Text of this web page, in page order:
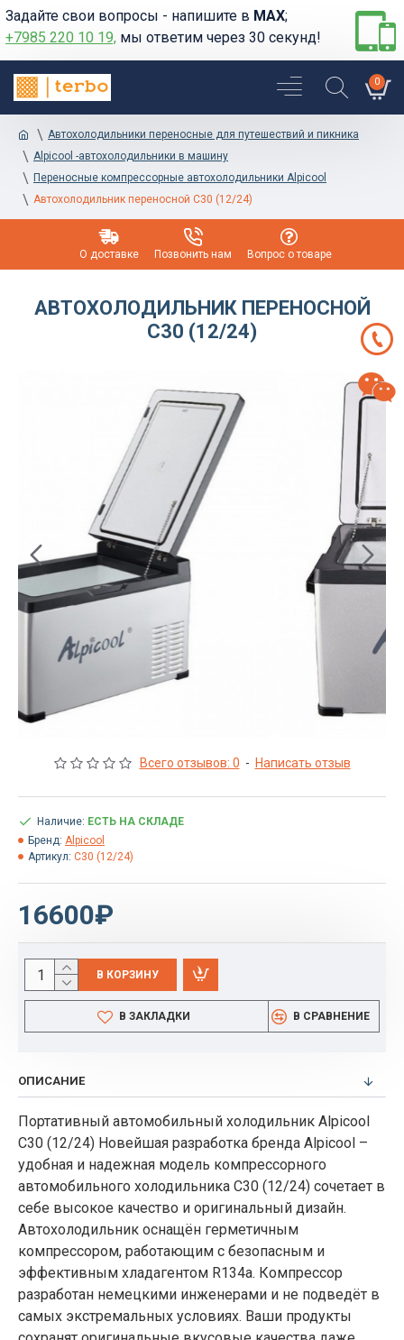
Задайте свои вопросы - напишите в MAX;
+7985 220 10 19, мы ответим через 30 секунд!
0
Автохолодильники переносные для путешествий и пикника
Alpicool -автохолодильники в машину
Переносные компрессорные автохолодильники Alpicool
Автохолодильник переносной C30 (12/24)
О доставке Позвонить нам Вопрос о товаре
АВТОХОЛОДИЛЬНИК ПЕРЕНОСНОЙ
C30 (12/24)
Всего отзывов: 0 - Написать отзыв
16600₽
Наличие: ЕСТЬ НА СКЛАДЕ
Бренд: Alpicool
Артикул: C30 (12/24)
В КОРЗИНУ
В ЗАКЛАДКИ В СРАВНЕНИЕ
ОПИСАНИЕ
Портативный автомобильный холодильник Alpicool
C30 (12/24) Новейшая разработка бренда Alpicool –
удобная и надежная модель компрессорного
автомобильного холодильника C30 (12/24) сочетает в
себе высокое качество и оригинальный дизайн.
Автохолодильник оснащён герметичным
компрессором, работающим с безопасным и
эффективным хладагентом R134a. Компрессор
разработан немецкими инженерами и не подведёт в
самых экстремальных условиях. Ваши продукты